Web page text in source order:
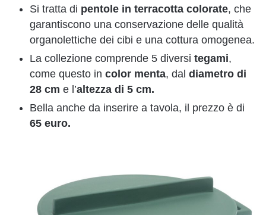
Si tratta di pentole in terracotta colorate, che
garantiscono una conservazione delle qualità
organolettiche dei cibi e una cottura omogenea.
La collezione comprende 5 diversi tegami,
come questo in color menta, dal diametro di
28 cm e l’altezza di 5 cm.
Bella anche da inserire a tavola, il prezzo è di
65 euro.